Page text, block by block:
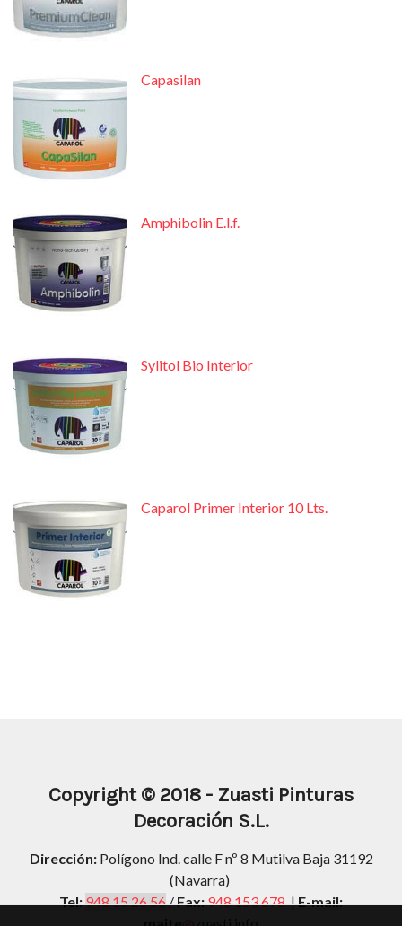
Capasilan
Amphibolin E.l.f.
Sylitol Bio Interior
Caparol Primer Interior 10 Lts.
Copyright© 2018 - Zuasti Pinturas
Decoración S.L.
Dirección: Polígono Ind. calle F nº 8 Mutilva Baja 31192
(Navarra)
Tel:948 15 26 56/Fax:948 153 678|E-mail: